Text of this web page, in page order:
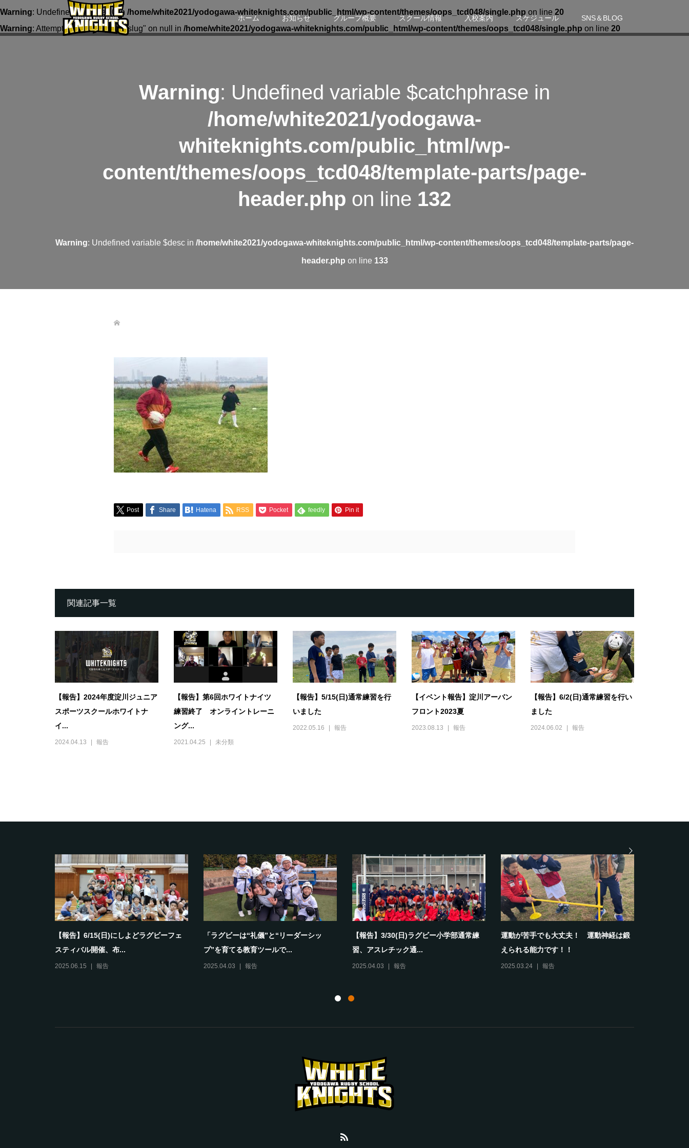
ホーム お知らせ グループ概要 スクール情報 入校案内 スケジュール SNS＆BLOG
Warning: Undefined array key 0 in /home/white2021/yodogawa-whiteknights.com/public_html/wp-content/themes/oops_tcd048/single.php on line 20
Warning: Attempt to read property "slug" on null in /home/white2021/yodogawa-whiteknights.com/public_html/wp-content/themes/oops_tcd048/single.php on line 20
Warning: Undefined variable $catchphrase in
/home/white2021/yodogawa-
whiteknights.com/public_html/wp-
content/themes/oops_tcd048/template-parts/page-
header.php on line 132
Warning: Undefined variable $desc in /home/white2021/yodogawa-whiteknights.com/public_html/wp-content/themes/oops_tcd048/template-parts/page-
header.php on line 133
Post Share Hatena RSS Pocket feedly Pin it
関連記事一覧
【報告】2024年度淀川ジュニア
スポーツスクールホワイトナ
イ...
2024.04.13 報告
【報告】第6回ホワイトナイツ
練習終了 オンライントレーニ
ング...
2021.04.25 未分類
【報告】5/15(日)通常練習を行
いました
2022.05.16 報告
【イベント報告】淀川アーバン
フロント2023夏
2023.08.13 報告
【報告】6/2(日)通常練習を行い
ました
2024.06.02 報告
【報告】6/15(日)にしよどラグビーフェ
スティバル開催、布...
2025.06.15 報告
「ラグビーは“礼儀”と“リーダーシッ
プ”を育てる教育ツールで...
2025.04.03 報告
【報告】3/30(日)ラグビー小学部通常練
習、アスレチック通...
2025.04.03 報告
運動が苦手でも大丈夫！ 運動神経は鍛
えられる能力です！！
2025.03.24 報告